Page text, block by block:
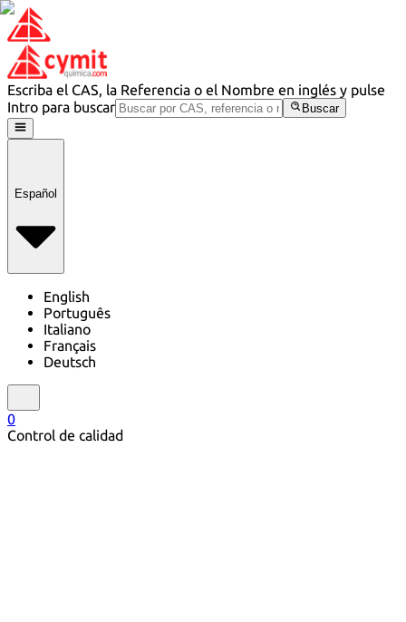
Escriba el CAS, la Referencia o el Nombre en inglés y pulse
Intro para buscar
Buscar
Español
English
Português
Italiano
Français
Deutsch
0
Control de calidad